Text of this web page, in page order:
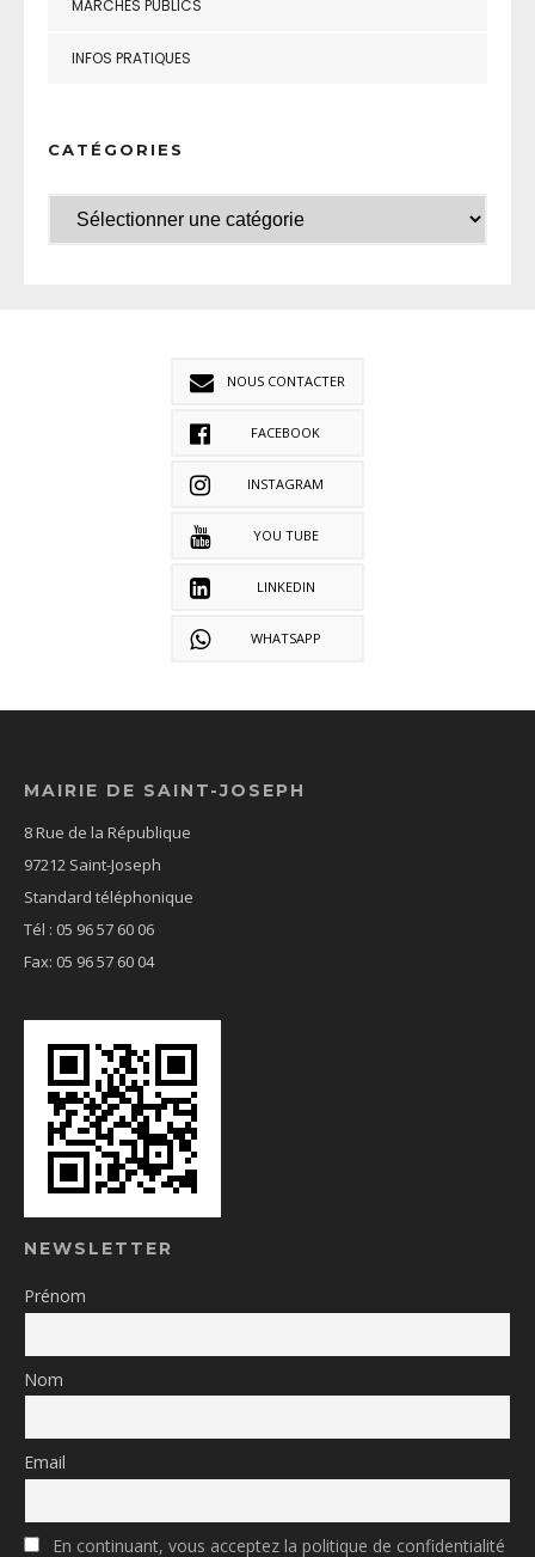
MARCHÉS PUBLICS
INFOS PRATIQUES
CATÉGORIES
NOUS CONTACTER
FACEBOOK
INSTAGRAM
YOU TUBE
LINKEDIN
WHATSAPP
MAIRIE DE SAINT-JOSEPH
8 Rue de la République
97212 Saint-Joseph
Standard téléphonique
Tél : 05 96 57 60 06
Fax: 05 96 57 60 04
NEWSLETTER
Prénom
Nom
Email
En continuant, vous acceptez la politique de confidentialité